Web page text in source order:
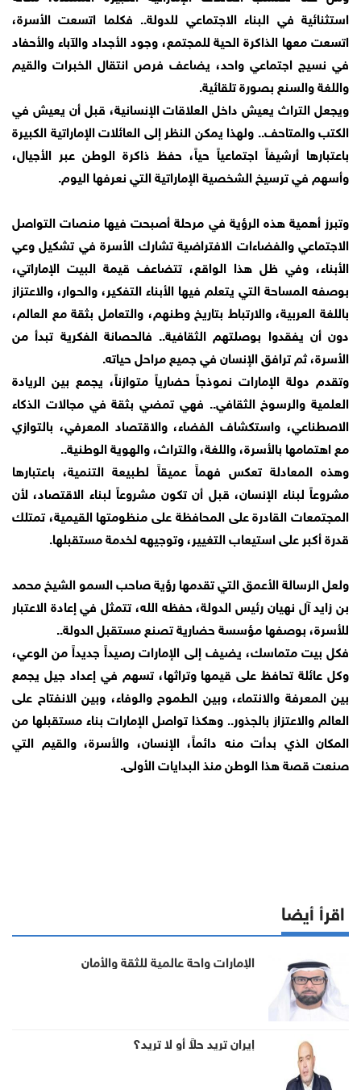
استثنائية في البناء الاجتماعي للدولة.. فكلما اتسعت الأسرة،
اتسعت معها الذاكرة الحية للمجتمع، وجود الأجداد والآباء والأحفاد
في نسيج اجتماعي واحد، يضاعف فرص انتقال الخبرات والقيم
واللغة والسنع بصورة تلقائية.
ويجعل التراث يعيش داخل العلاقات الإنسانية، قبل أن يعيش في
الكتب والمتاحف.. ولهذا يمكن النظر إلى العائلات الإماراتية الكبيرة
باعتبارها أرشيفاً اجتماعياً حياً، حفظ ذاكرة الوطن عبر الأجيال،
وأسهم في ترسيخ الشخصية الإماراتية التي نعرفها اليوم.
وتبرز أهمية هذه الرؤية في مرحلة أصبحت فيها منصات التواصل
الاجتماعي والفضاءات الافتراضية تشارك الأسرة في تشكيل وعي
الأبناء، وفي ظل هذا الواقع، تتضاعف قيمة البيت الإماراتي،
بوصفه المساحة التي يتعلم فيها الأبناء التفكير، والحوار، والاعتزاز
باللغة العربية، والارتباط بتاريخ وطنهم، والتعامل بثقة مع العالم،
دون أن يفقدوا بوصلتهم الثقافية.. فالحصانة الفكرية تبدأ من
الأسرة، ثم ترافق الإنسان في جميع مراحل حياته.
وتقدم دولة الإمارات نموذجاً حضارياً متوازناً، يجمع بين الريادة
العلمية والرسوخ الثقافي.. فهي تمضي بثقة في مجالات الذكاء
الاصطناعي، واستكشاف الفضاء، والاقتصاد المعرفي، بالتوازي
مع اهتمامها بالأسرة، واللغة، والتراث، والهوية الوطنية..
وهذه المعادلة تعكس فهماً عميقاً لطبيعة التنمية، باعتبارها
مشروعاً لبناء الإنسان، قبل أن تكون مشروعاً لبناء الاقتصاد، لأن
المجتمعات القادرة على المحافظة على منظومتها القيمية، تمتلك
قدرة أكبر على استيعاب التغيير، وتوجيهه لخدمة مستقبلها.
ولعل الرسالة الأعمق التي تقدمها رؤية صاحب السمو الشيخ محمد
بن زايد آل نهيان رئيس الدولة، حفظه الله، تتمثل في إعادة الاعتبار
للأسرة، بوصفها مؤسسة حضارية تصنع مستقبل الدولة..
فكل بيت متماسك، يضيف إلى الإمارات رصيداً جديداً من الوعي،
وكل عائلة تحافظ على قيمها وتراثها، تسهم في إعداد جيل يجمع
بين المعرفة والانتماء، وبين الطموح والوفاء، وبين الانفتاح على
العالم والاعتزاز بالجذور.. وهكذا تواصل الإمارات بناء مستقبلها من
المكان الذي بدأت منه دائماً، الإنسان، والأسرة، والقيم التي
صنعت قصة هذا الوطن منذ البدايات الأولى.
اقرأ أيضا
الإمارات واحة عالمية للثقة والأمان
إيران تريد حلاً أو لا تريد؟